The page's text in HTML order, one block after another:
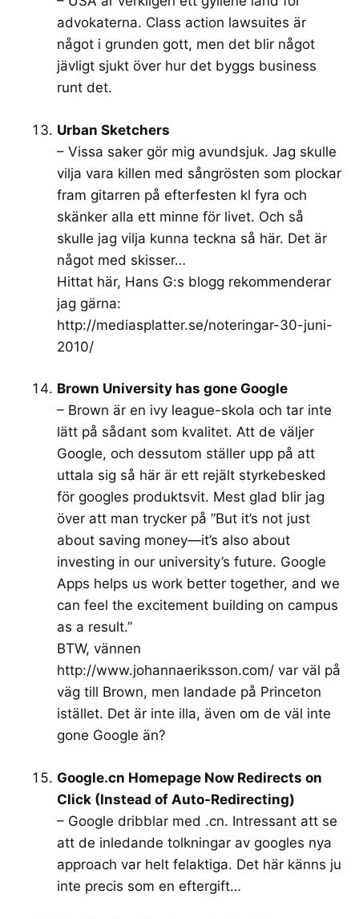
advokaterna. Class action lawsuites är
något i grunden gott, men det blir något
jävligt sjukt över hur det byggs business
runt det.
Urban Sketchers
– Vissa saker gör mig avundsjuk. Jag skulle
vilja vara killen med sångrösten som plockar
fram gitarren på efterfesten kl fyra och
skänker alla ett minne för livet. Och så
skulle jag vilja kunna teckna så här. Det är
något med skisser…
Hittat här, Hans G:s blogg rekommenderar
jag gärna:
http://mediasplatter.se/noteringar-30-juni-
2010/
Brown University has gone Google
– Brown är en ivy league-skola och tar inte
lätt på sådant som kvalitet. Att de väljer
Google, och dessutom ställer upp på att
uttala sig så här är ett rejält styrkebesked
för googles produktsvit. Mest glad blir jag
över att man trycker på ”But it’s not just
about saving money—it’s also about
investing in our university’s future. Google
Apps helps us work better together, and we
can feel the excitement building on campus
as a result.”
BTW, vännen
http://www.johannaeriksson.com/ var väl på
väg till Brown, men landade på Princeton
istället. Det är inte illa, även om de väl inte
gone Google än?
Google.cn Homepage Now Redirects on
Click (Instead of Auto-Redirecting)
– Google dribblar med .cn. Intressant att se
att de inledande tolkningar av googles nya
approach var helt felaktiga. Det här känns ju
inte precis som en eftergift…